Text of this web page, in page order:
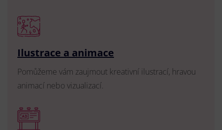
Ilustrace a animace
Pomůžeme vám zaujmout kreativní ilustrací, hravou
animací nebo vizualizací.